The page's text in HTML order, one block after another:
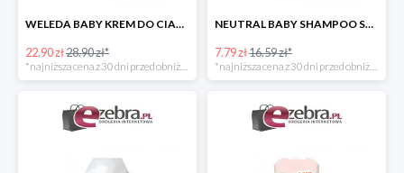
WELEDA BABY KREM DO CIAŁA DLA NIEMOWLĄT Z NAGIETKIEM
22.90 zł28.90 zł*
NEUTRAL BABY SHAMPOO SZAMPON DO WŁOSÓW DLA DZIECI
7.79 zł16.59 zł*